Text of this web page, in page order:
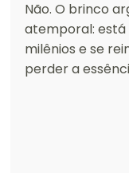
Não. O brinco
atemporal:
milênios e se
perder a